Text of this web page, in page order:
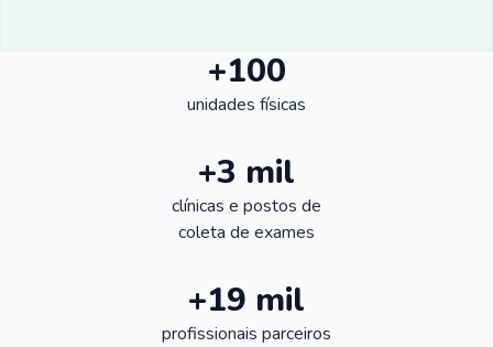
+100
unidades físicas
+3 mil
clínicas e postos de
coleta de exames
+19 mil
profissionais parceiros